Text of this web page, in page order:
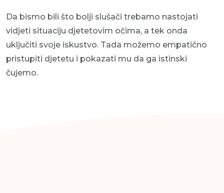
Da bismo bili što bolji slušači trebamo nastojati
vidjeti situaciju djetetovim očima, a tek onda
uključiti svoje iskustvo. Tada možemo empatično
pristupiti djetetu i pokazati mu da ga istinski
čujemo.